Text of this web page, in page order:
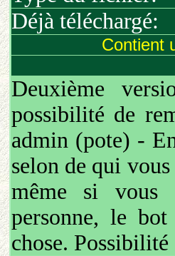
Déjà téléchargé:
Contient
Deuxième
possibilité de
admin (pote) -
selon de qui
même si vous
personne, le
chose.